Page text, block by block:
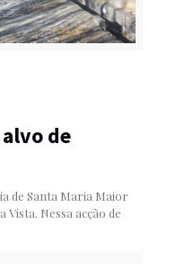
de
de Santa Maria Maior
Vista. Nessa acção de